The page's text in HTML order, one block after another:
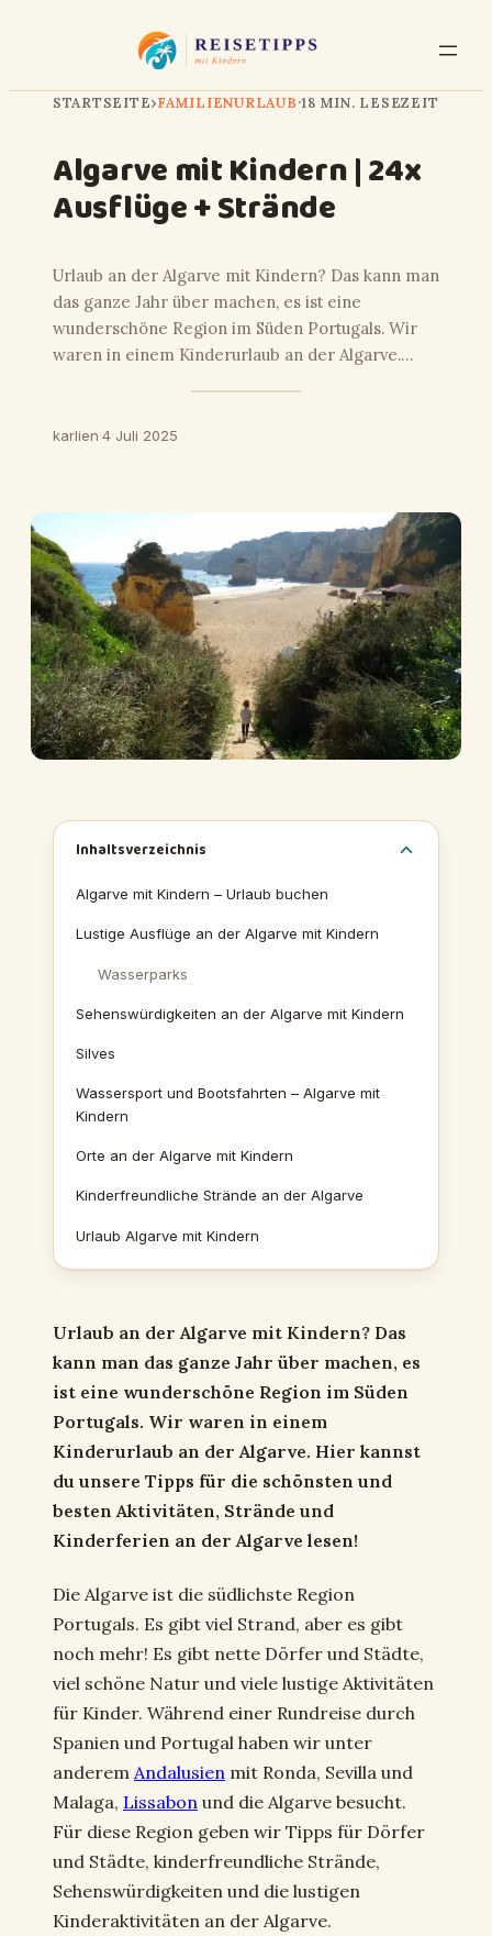
STARTSEITE›FAMILIENURLAUB·18 MIN. LESEZEIT
Algarve mit Kindern | 24x
Ausflüge + Strände
Urlaub an der Algarve mit Kindern? Das kann man
das ganze Jahr über machen, es ist eine
wunderschöne Region im Süden Portugals. Wir
waren in einem Kinderurlaub an der Algarve.…
karlien·4 Juli 2025
Inhaltsverzeichnis
Algarve mit Kindern – Urlaub buchen
Lustige Ausflüge an der Algarve mit Kindern
Wasserparks
Sehenswürdigkeiten an der Algarve mit Kindern
Silves
Wassersport und Bootsfahrten – Algarve mit
Kindern
Orte an der Algarve mit Kindern
Kinderfreundliche Strände an der Algarve
Urlaub Algarve mit Kindern
Urlaub an der Algarve mit Kindern? Das
kann man das ganze Jahr über machen, es
ist eine wunderschöne Region im Süden
Portugals. Wir waren in einem
Kinderurlaub an der Algarve. Hier kannst
du unsere Tipps für die schönsten und
besten Aktivitäten, Strände und
Kinderferien an der Algarve lesen!
Die Algarve ist die südlichste Region
Portugals. Es gibt viel Strand, aber es gibt
noch mehr! Es gibt nette Dörfer und Städte,
viel schöne Natur und viele lustige Aktivitäten
für Kinder. Während einer Rundreise durch
Spanien und Portugal haben wir unter
anderem Andalusien mit Ronda, Sevilla und
Malaga, Lissabon und die Algarve besucht.
Für diese Region geben wir Tipps für Dörfer
und Städte, kinderfreundliche Strände,
Sehenswürdigkeiten und die lustigen
Kinderaktivitäten an der Algarve.